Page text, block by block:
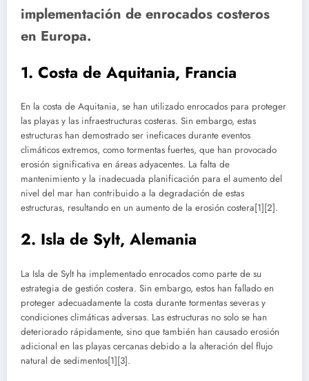
implementación de enrocados costeros
en Europa.
1. Costa de Aquitania, Francia
En la costa de Aquitania, se han utilizado enrocados para proteger
las playas y las infraestructuras costeras. Sin embargo, estas
estructuras han demostrado ser ineficaces durante eventos
climáticos extremos, como tormentas fuertes, que han provocado
erosión significativa en áreas adyacentes. La falta de
mantenimiento y la inadecuada planificación para el aumento del
nivel del mar han contribuido a la degradación de estas
estructuras, resultando en un aumento de la erosión costera[1][2].
2. Isla de Sylt, Alemania
La Isla de Sylt ha implementado enrocados como parte de su
estrategia de gestión costera. Sin embargo, estos han fallado en
proteger adecuadamente la costa durante tormentas severas y
condiciones climáticas adversas. Las estructuras no solo se han
deteriorado rápidamente, sino que también han causado erosión
adicional en las playas cercanas debido a la alteración del flujo
natural de sedimentos[1][3].